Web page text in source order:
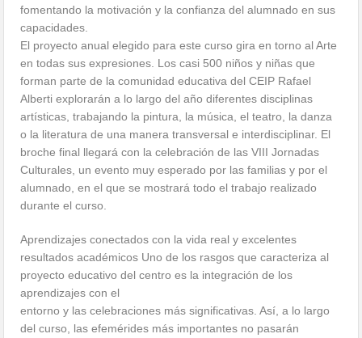
fomentando la motivación y la confianza del alumnado en sus
capacidades.
El proyecto anual elegido para este curso gira en torno al Arte
en todas sus expresiones. Los casi 500 niños y niñas que
forman parte de la comunidad educativa del CEIP Rafael
Alberti explorarán a lo largo del año diferentes disciplinas
artísticas, trabajando la pintura, la música, el teatro, la danza
o la literatura de una manera transversal e interdisciplinar. El
broche final llegará con la celebración de las VIII Jornadas
Culturales, un evento muy esperado por las familias y por el
alumnado, en el que se mostrará todo el trabajo realizado
durante el curso.
Aprendizajes conectados con la vida real y excelentes
resultados académicos Uno de los rasgos que caracteriza al
proyecto educativo del centro es la integración de los
aprendizajes con el
entorno y las celebraciones más significativas. Así, a lo largo
del curso, las efemérides más importantes no pasarán